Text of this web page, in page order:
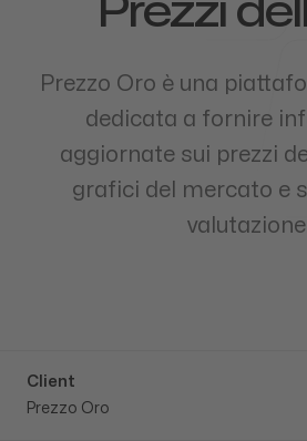
About Us
Our Process
Prezzi
Prezzo Oro è una
dedicata a fornire
aggiornate sui prezzi
grafici del mercato e
valutazione.
Client
Prezzo Oro